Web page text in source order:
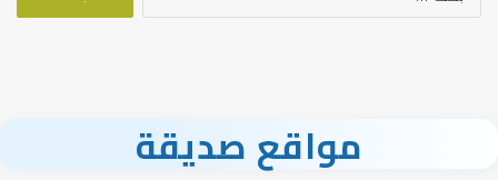
مواقع صديقة